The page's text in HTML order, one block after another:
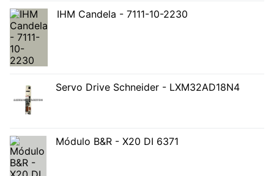
IHM Candela - 7111-10-2230
Servo Drive Schneider - LXM32AD18N4
Módulo B&R - X20 DI 6371